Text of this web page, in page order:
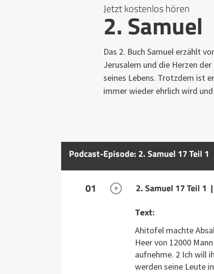
Jetzt kostenlos hören
2. Samuel
Das 2. Buch Samuel erzählt
Jerusalem und die Herzen
seines Lebens. Trotzdem ist
immer wieder ehrlich wird
Podcast-Episode: 2. Samuel 17 Teil 1
01 2. Samuel 17 Teil 1
Text:
Ahitofel machte
Heer von 12000
aufnehme. 2 Ich will
werden seine Leute